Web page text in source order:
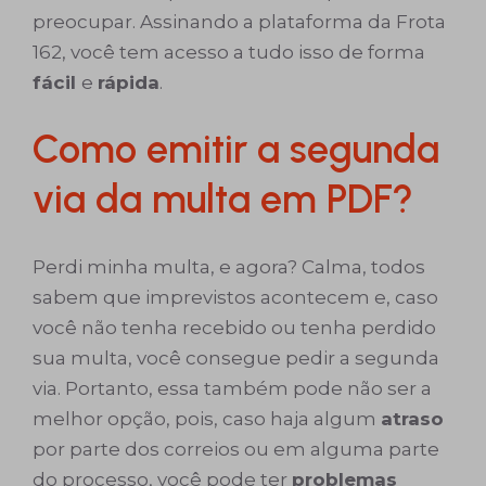
preocupar. Assinando a plataforma da Frota
162, você tem acesso a tudo isso de forma
fácil e rápida.
Como emitir a segunda
via da multa em PDF?
Perdi minha multa, e agora? Calma, todos
sabem que imprevistos acontecem e, caso
você não tenha recebido ou tenha perdido
sua multa, você consegue pedir a segunda
via. Portanto, essa também pode não ser a
melhor opção, pois, caso haja algum atraso
por parte dos correios ou em alguma parte
do processo, você pode ter problemas